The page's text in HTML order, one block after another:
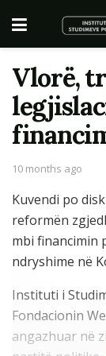
Vlorë,
10 months ago
Kuvendi po
reformën
mbi financimin
ndryshime në
Instituti i
Fondacionin
angazhuar në